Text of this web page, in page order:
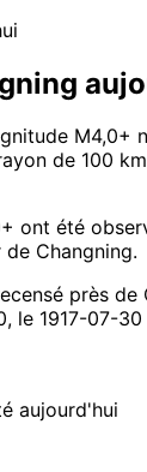
M4,0+
de 100
ont été
Changning.
près de
le 1917-07-
aujourd'hui